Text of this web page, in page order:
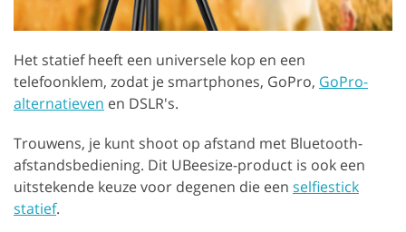
Het statief heeft een universele kop en een
telefoonklem, zodat je smartphones, GoPro, GoPro-
alternatieven en DSLR's.
Trouwens, je kunt shoot op afstand met Bluetooth-
afstandsbediening. Dit UBeesize-product is ook een
uitstekende keuze voor degenen die een selfiestick
statief.